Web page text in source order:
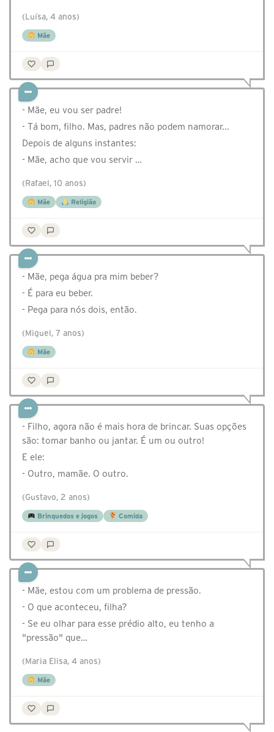
(Luísa, 4 anos)
Mãe
- Mãe, eu vou ser padre!
- Tá bom, filho. Mas, padres não podem namorar...
Depois de alguns instantes:
- Mãe, acho que vou servir …
(Rafael, 10 anos)
Mãe Religião
- Mãe, pega água pra mim beber?
- É para eu beber.
- Pega para nós dois, então.
(Miguel, 7 anos)
Mãe
- Filho, agora não é mais hora de brincar. Suas opções
são: tomar banho ou jantar. É um ou outro!
E ele:
- Outro, mamãe. O outro.
(Gustavo, 2 anos)
Brinquedos e jogos Comida
- Mãe, estou com um problema de pressão.
- O que aconteceu, filha?
- Se eu olhar para esse prédio alto, eu tenho a
"pressão" que…
(Maria Elisa, 4 anos)
Mãe